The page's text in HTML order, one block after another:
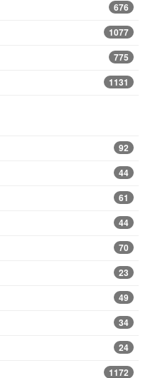
676
1077
775
1131
92
44
61
44
70
23
49
34
24
1172